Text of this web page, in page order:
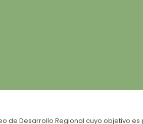
de Desarrollo Regional cuyo objetivo